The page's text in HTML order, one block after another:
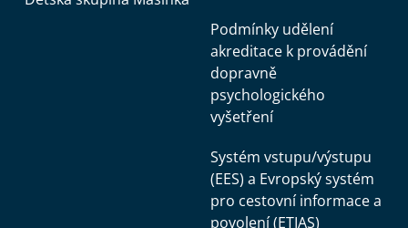
Podmínky udělení
akreditace k provádění
dopravně
psychologického
vyšetření
Systém vstupu/výstupu
(EES) a Evropský systém
pro cestovní informace a
povolení (ETIAS)